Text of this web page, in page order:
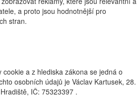
a proto jsou hodnotnější pro
stran.
a z hlediska zákona se jedná o
osobních údajů je Václav Kartusek, 28.
IČ: 75323397 .